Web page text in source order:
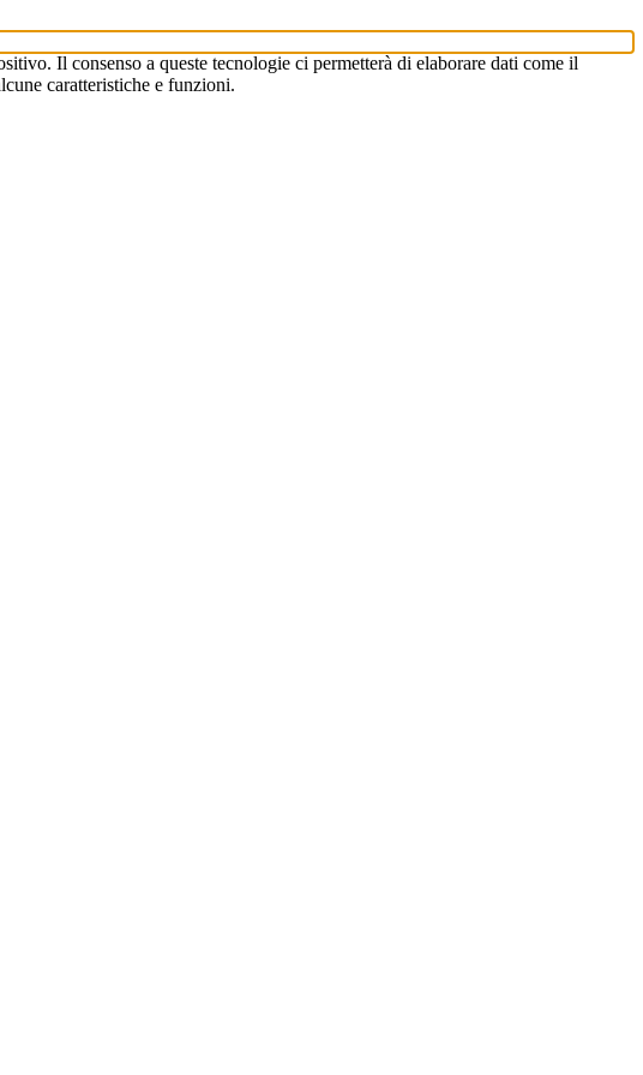
Il consenso a queste tecnologie ci permetterà di elaborare dati come il
caratteristiche e funzioni.